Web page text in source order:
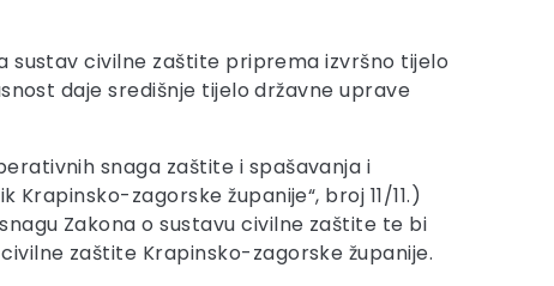
sustav civilne zaštite priprema izvršno tijelo
daje središnje tijelo državne uprave
snaga zaštite i spašavanja i
zagorske županije“, broj 11/11.)
Zakona o sustavu civilne zaštite te bi
zaštite Krapinsko-zagorske županije.